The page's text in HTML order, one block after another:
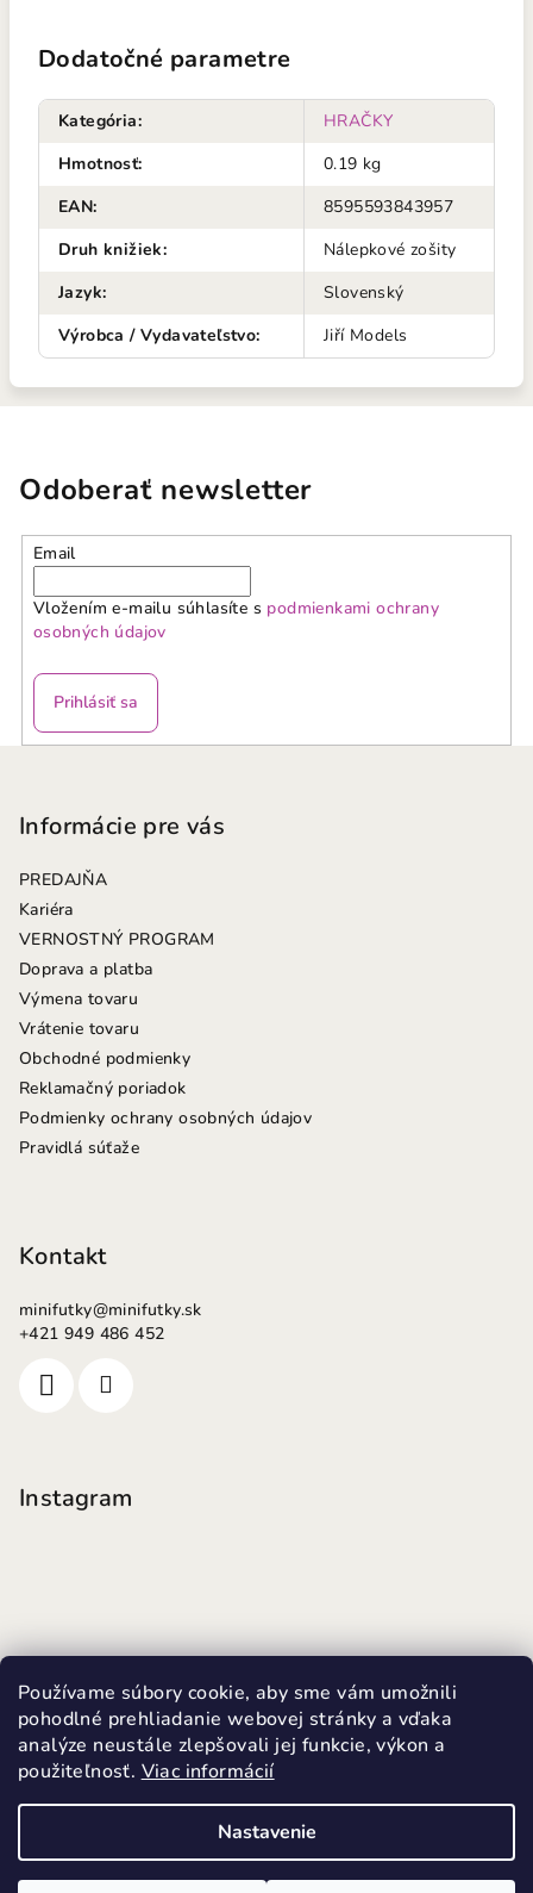
Používame súbory cookie, aby sme vám umožnili
pohodlné prehliadanie webovej stránky a vďaka
analýze neustále zlepšovali jej funkcie, výkon a
použiteľnosť. Viac informácií
Nastavenie
Dodatočné parametre
Kategória:
HRAČKY
Hmotnosť:
0.19 kg
EAN:
8595593843957
Druh knižiek:
Nálepkové zošity
Jazyk:
Slovenský
Výrobca / Vydavateľstvo: Jiří Models
Odoberať newsletter
Email
Vložením e-mailu súhlasíte s podmienkami ochrany
osobných údajov
Prihlásiť sa
Informácie pre vás
PREDAJŇA
Kariéra
VERNOSTNÝ PROGRAM
Doprava a platba
Výmena tovaru
Vrátenie tovaru
Obchodné podmienky
Reklamačný poriadok
Podmienky ochrany osobných údajov
Pravidlá súťaže
Kontakt
minifutky@minifutky.sk
+421 949 486 452
Instagram
Sledovať na Instagrame
Upraviť nastavenie cookies